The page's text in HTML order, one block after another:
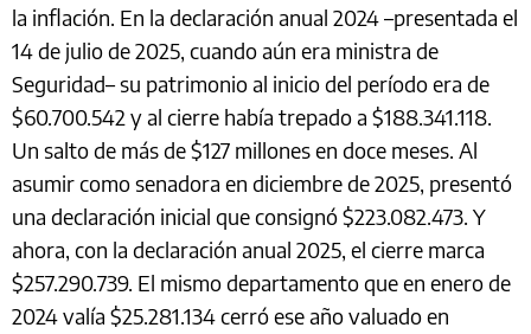
la inflación. En la declaración anual 2024 –presentada el
14 de julio de 2025, cuando aún era ministra de
Seguridad– su patrimonio al inicio del período era de
$60.700.542 y al cierre había trepado a $188.341.118.
Un salto de más de $127 millones en doce meses. Al
asumir como senadora en diciembre de 2025, presentó
una declaración inicial que consignó $223.082.473. Y
ahora, con la declaración anual 2025, el cierre marca
$257.290.739. El mismo departamento que en enero de
2024 valía $25.281.134 cerró ese año valuado en